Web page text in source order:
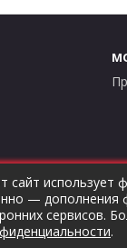
действия на
и
сайт использует
— дополнения
сервисов.
.